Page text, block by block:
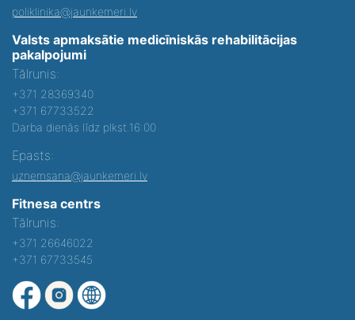
poliklinika@jaunkemeri.lv
Valsts apmaksātie medicīniskās rehabilitācijas
pakalpojumi
Tālrunis:
+371 28369340
+371 67733522
Darba dienās līdz plkst.16:00
Epasts:
uznemsana@jaunkemeri.lv
Fitnesa centrs
Tālrunis:
+371 26646022
+371 67733545